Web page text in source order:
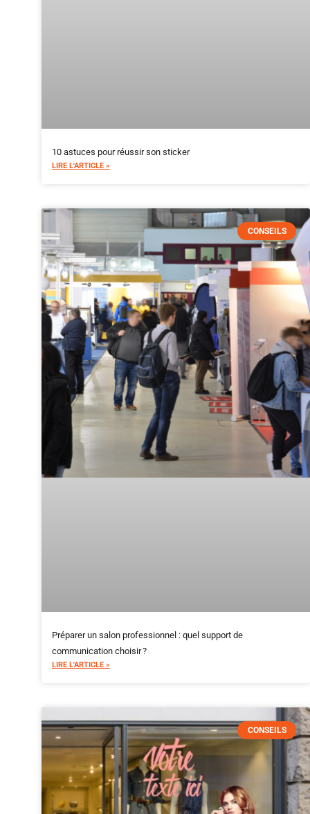
10 astuces pour réussir son sticker
LIRE L'ARTICLE »
CONSEILS
Préparer un salon professionnel : quel support de
communication choisir ?
LIRE L'ARTICLE »
CONSEILS